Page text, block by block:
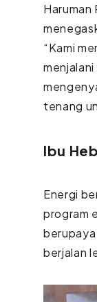
“Kami
tenang
Ibu
Energi
program
berjalan